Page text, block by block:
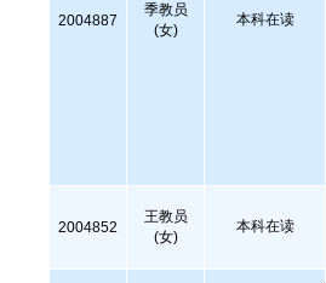
2004887
季教员
(女)
本科在读
2004852
王教员
(女)
本科在读